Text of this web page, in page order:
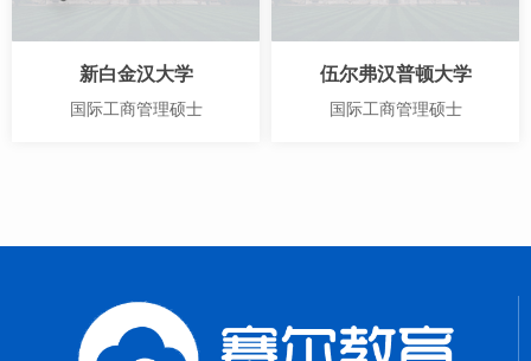
新白金汉大学
国际工商管理硕士
伍尔弗汉普顿大学
国际工商管理硕士